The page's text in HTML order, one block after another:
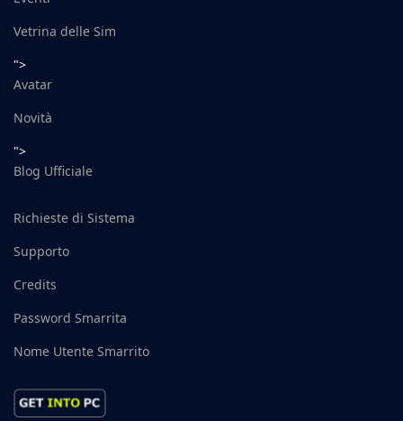
Vetrina delle Sim
">
Avatar
Novità
">
Blog Ufficiale
Richieste di Sistema
Supporto
Credits
Password Smarrita
Nome Utente Smarrito